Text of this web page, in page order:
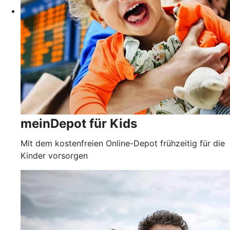
meinDepot für Kids
Mit dem kostenfreien Online-Depot frühzeitig für die
Kinder vorsorgen